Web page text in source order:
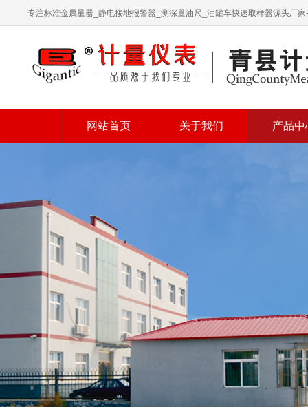
专注标准金属量器_静电接地报警器_测深量油尺_油罐车快速取样器源头厂
网站首页 关于我们 产品中